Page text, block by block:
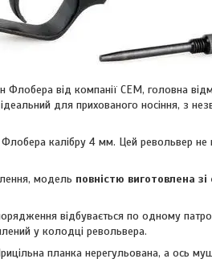
Флобера від компанії CЕМ, головна
для прихованого носіння, з
калібру 4 мм. Цей револьвер не
модель повністю виготовлена
відбувається по одному
у колодці револьвера.
планка нерегульована, а ось